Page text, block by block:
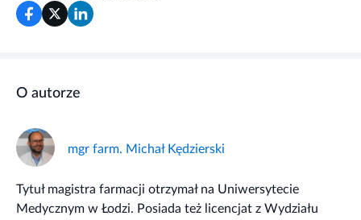
O autorze
mgr farm. Michał Kędzierski
Tytuł magistra farmacji otrzymał na Uniwersytecie
Medycznym w Łodzi. Posiada też licencjat z Wydziału